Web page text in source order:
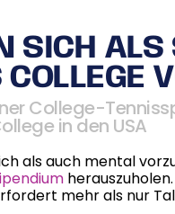
SICH ALS
College-
in den USA
als auch mental
mehr als nur